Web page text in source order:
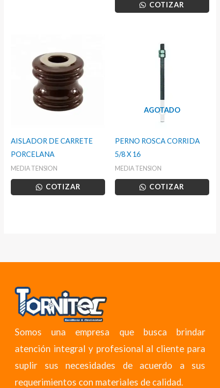
COTIZAR
AISLADOR DE CARRETE
PORCELANA
MEDIA TENSION
COTIZAR
AGOTADO
PERNO ROSCA CORRIDA
5/8 X 16
MEDIA TENSION
COTIZAR
Somos una empresa que busca brindar
atención integral y profesional al cliente para
suplir sus necesidades de acuerdo a sus
requerimientos con materiales de calidad.